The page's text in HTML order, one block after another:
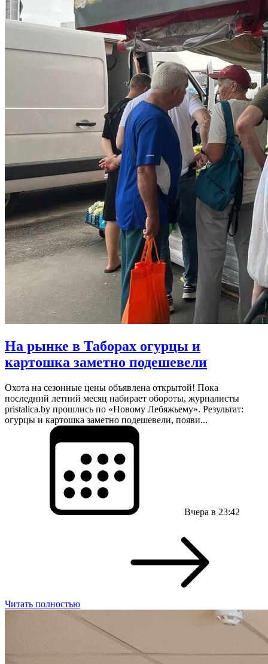
На рынке в Таборах огурцы и
картошка заметно подешевели
Охота на сезонные цены объявлена открытой! Пока
последний летний месяц набирает обороты, журналисты
pristalica.by прошлись по «Новому Лебяжьему». Результат:
огурцы и картошка заметно подешевели, появи...
Вчера в 23:42
Читать полностью